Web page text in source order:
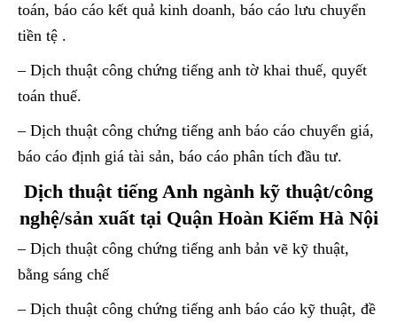
toán, báo cáo kết quả kinh doanh, báo cáo lưu chuyển
tiền tệ .
– Dịch thuật công chứng tiếng anh tờ khai thuế, quyết
toán thuế.
– Dịch thuật công chứng tiếng anh báo cáo chuyển giá,
báo cáo định giá tài sản, báo cáo phân tích đầu tư.
Dịch thuật tiếng Anh ngành kỹ thuật/công
nghệ/sản xuất tại Quận Hoàn Kiếm Hà Nội
– Dịch thuật công chứng tiếng anh bản vẽ kỹ thuật,
bằng sáng chế
– Dịch thuật công chứng tiếng anh báo cáo kỹ thuật, đề